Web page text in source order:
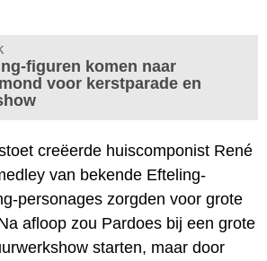
figuren komen naar
voor kerstparade en
creëerde huiscomponist René
van bekende Efteling-
personages zorgden voor grote
afloop zou Pardoes bij een grote
starten, maar door